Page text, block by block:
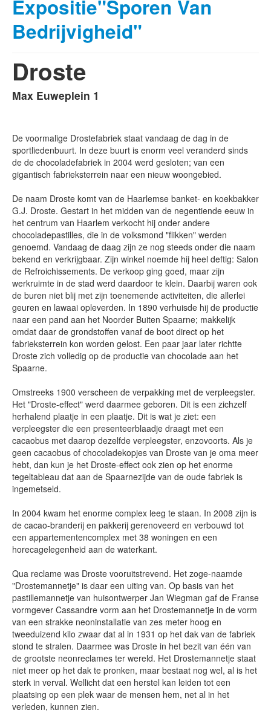
Expositie"Sporen Van
Bedrijvigheid"
Droste
Max Euweplein 1
De voormalige Drostefabriek staat vandaag de dag in de
sportliedenbuurt. In deze buurt is enorm veel veranderd sinds
de de chocoladefabriek in 2004 werd gesloten; van een
gigantisch fabrieksterrein naar een nieuw woongebied.
De naam Droste komt van de Haarlemse banket- en koekbakker
G.J. Droste. Gestart in het midden van de negentiende eeuw in
het centrum van Haarlem verkocht hij onder andere
chocoladepastilles, die in de volksmond "flikken" werden
genoemd. Vandaag de daag zijn ze nog steeds onder die naam
bekend en verkrijgbaar. Zijn winkel noemde hij heel deftig: Salon
de Refroichissements. De verkoop ging goed, maar zijn
werkruimte in de stad werd daardoor te klein. Daarbij waren ook
de buren niet blij met zijn toenemende activiteiten, die allerlei
geuren en lawaai opleverden. In 1890 verhuisde hij de productie
naar een pand aan het Noorder Buiten Spaarne; makkelijk
omdat daar de grondstoffen vanaf de boot direct op het
fabrieksterrein kon worden gelost. Een paar jaar later richtte
Droste zich volledig op de productie van chocolade aan het
Spaarne.
Omstreeks 1900 verscheen de verpakking met de verpleegster.
Het "Droste-effect" werd daarmee geboren. Dit is een zichzelf
herhalend plaatje in een plaatje. Dit is wat je ziet: een
verpleegster die een presenteerblaadje draagt met een
cacaobus met daarop dezelfde verpleegster, enzovoorts. Als je
geen cacaobus of chocoladekopjes van Droste van je oma meer
hebt, dan kun je het Droste-effect ook zien op het enorme
tegeltableau dat aan de Spaarnezijde van de oude fabriek is
ingemetseld.
In 2004 kwam het enorme complex leeg te staan. In 2008 zijn is
de cacao-branderij en pakkerij gerenoveerd en verbouwd tot
een appartementencomplex met 38 woningen en een
horecagelegenheid aan de waterkant.
Qua reclame was Droste vooruitstrevend. Het zoge-naamde
"Drostemannetje" is daar een uiting van. Op basis van het
pastillemannetje van huisontwerper Jan Wiegman gaf de Franse
vormgever Cassandre vorm aan het Drostemannetje in de vorm
van een strakke neoninstallatie van zes meter hoog en
tweeduizend kilo zwaar dat al in 1931 op het dak van de fabriek
stond te stralen. Daarmee was Droste in het bezit van één van
de grootste neonreclames ter wereld. Het Drostemannetje staat
niet meer op het dak te pronken, maar bestaat nog wel, al is het
sterk in verval. Wellicht dat een herstel kan leiden tot een
plaatsing op een plek waar de mensen hem, net al in het
verleden, kunnen zien.